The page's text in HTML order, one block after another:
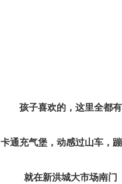
孩子喜欢的，这里全都有
卡通充气堡，动感过山车，
就在新洪城大市场南门